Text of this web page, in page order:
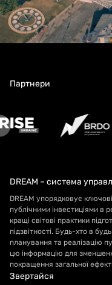
Партнери
DREAM – система
DREAM упорядковує
публічними інвестиціями
кращі світові практики
підзвітності. Будь-хто в
планування та реалізацію
цю інформацію для
покращення загальної
Звертайся